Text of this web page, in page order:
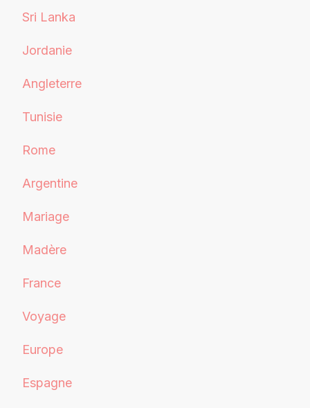
Sri Lanka
Jordanie
Angleterre
Tunisie
Rome
Argentine
Mariage
Madère
France
Voyage
Europe
Espagne